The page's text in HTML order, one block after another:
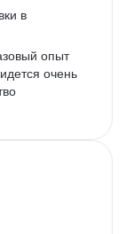
в
опыт
очень